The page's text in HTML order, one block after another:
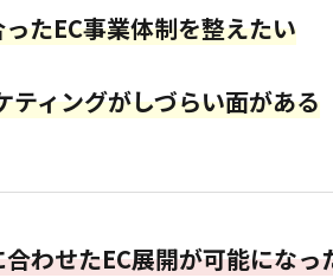
たEC事業体制を整えたい
ティングがしづらい面がある
わせたEC展開が可能になっ